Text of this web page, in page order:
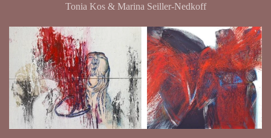
Tonia Kos & Marina Seiller-Nedkoff